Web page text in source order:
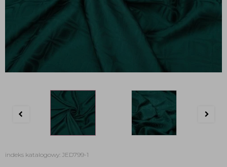
indeks katalogowy: JED799-1